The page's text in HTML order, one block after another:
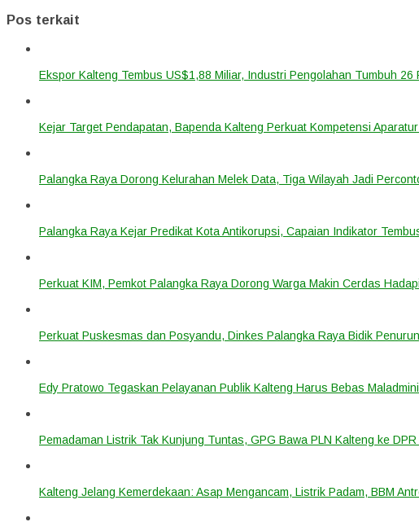
Pos terkait
Ekspor Kalteng Tembus US$1,88 Miliar, Industri Pengolahan Tumbuh 26
Kejar Target Pendapatan, Bapenda Kalteng Perkuat Kompetensi
Palangka Raya Dorong Kelurahan Melek Data, Tiga Wilayah Jadi
Palangka Raya Kejar Predikat Kota Antikorupsi, Capaian Indikator
Perkuat KIM, Pemkot Palangka Raya Dorong Warga Makin Cerdas
Perkuat Puskesmas dan Posyandu, Dinkes Palangka Raya Bidik
Edy Pratowo Tegaskan Pelayanan Publik Kalteng Harus Bebas
Pemadaman Listrik Tak Kunjung Tuntas, GPG Bawa PLN Kalteng ke DPR
Kalteng Jelang Kemerdekaan: Asap Mengancam, Listrik Padam, BBM